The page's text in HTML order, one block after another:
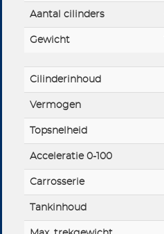
Aantal cilinders
Gewicht
Cilinderinhoud
Vermogen
Topsnelheid
Acceleratie 0-100
Carrosserie
Tankinhoud